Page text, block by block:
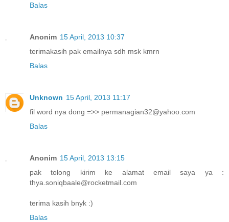
Balas
Anonim 15 April, 2013 10:37
terimakasih pak emailnya sdh msk kmrn
Balas
Unknown 15 April, 2013 11:17
fil word nya dong =>> permanagian32@yahoo.com
Balas
Anonim 15 April, 2013 13:15
pak tolong kirim ke alamat email saya ya :
thya.soniqbaale@rocketmail.com
terima kasih bnyk :)
Balas